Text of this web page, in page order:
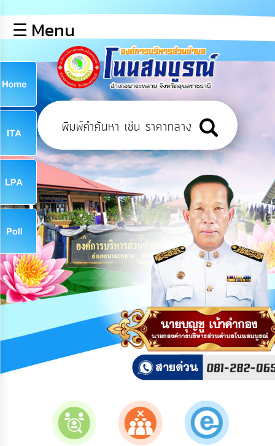
หลัก
ข้อมูล
พื้น
ฐาน
บุคลากร
ข่าว
ประชาสัมพันธ์
การ
เผย
ข้อมูล
สาธารณะ
OIT
การ
ปฏิสัมพันธ์
ฟัง
ความ
ยุทธศาสตร์/
☰ Menu